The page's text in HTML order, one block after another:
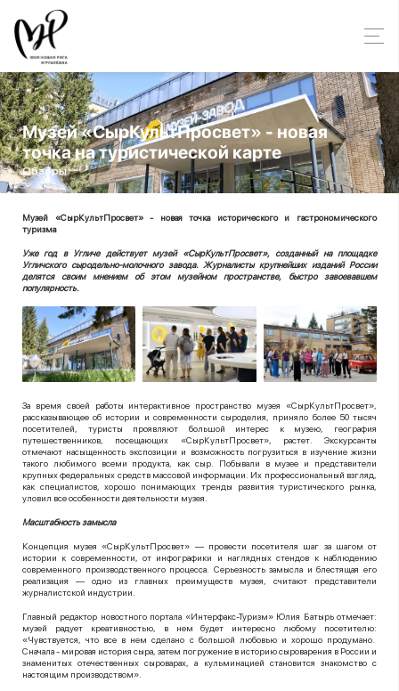
Музей «СырКультПросвет» - новая
точка на туристической карте
Обзоры
Музей «СырКультПросвет» - новая точка исторического и гастрономического
туризма
Уже год в Угличе действует музей «СырКультПросвет», созданный на площадке
Угличского сыродельно-молочного завода. Журналисты крупнейших изданий России
делятся своим мнением об этом музейном пространстве, быстро завоевавшем
популярность.
За время своей работы интерактивное пространство музея «СырКультПросвет»,
рассказывающее об истории и современности сыроделия, приняло более 50 тысяч
посетителей, туристы проявляют большой интерес к музею, география
путешественников, посещающих «СырКультПросвет», растет. Экскурсанты
отмечают насыщенность экспозиции и возможность погрузиться в изучение жизни
такого любимого всеми продукта, как сыр. Побывали в музее и представители
крупных федеральных средств массовой информации. Их профессиональный взгляд,
как специалистов, хорошо понимающих тренды развития туристического рынка,
уловил все особенности деятельности музея.
Масштабность замысла
Концепция музея «СырКультПросвет» — провести посетителя шаг за шагом от
истории к современности, от инфографики и наглядных стендов к наблюдению
современного производственного процесса. Серьезность замысла и блестящая его
реализация — одно из главных преимуществ музея, считают представители
журналистской индустрии.
Главный редактор новостного портала «Интерфакс-Туризм» Юлия Батырь отмечает:
музей радует креативностью, в нем будет интересно любому посетителю:
«Чувствуется, что все в нем сделано с большой любовью и хорошо продумано.
Сначала - мировая история сыра, затем погружение в историю сыроварения в России и
знаменитых отечественных сыроварах, а кульминацией становится знакомство с
настоящим производством».